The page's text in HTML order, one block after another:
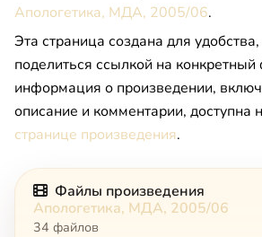
Апологетика, МДА, 2005/06.
Эта страница создана для
поделиться ссылкой на
информация о произведении,
описание и комментарии, доступна
странице произведения.
Файлы произведения
Апологетика, МДА, 2005/06
34 файлов